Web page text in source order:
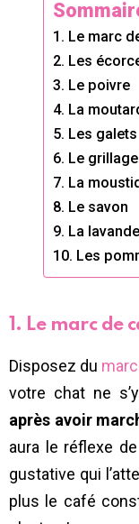
1. Le marc
2. Les
3. Le poivre
4. La
5. Les galets
6. Le grillage
7. La
8. Le savon
9. La lavande
10. Les
1. Le marc de
Disposez du
votre chat ne
après avoir
aura le réflexe
gustative qui
plus le café